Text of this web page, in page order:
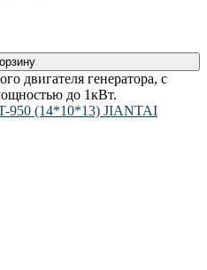
двигателя генератора, с
до 1кВт.
950 (14*10*13) JIANTAI